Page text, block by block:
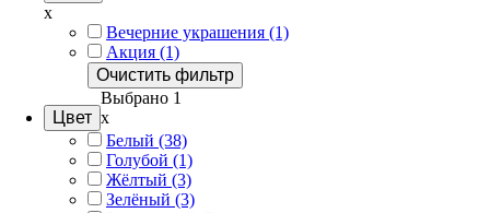
x
Вечерние украшения (1)
Акция (1)
Очистить фильтр
Цвет
Выбрано 1
x
Белый (38)
Голубой (1)
Жёлтый (3)
Зелёный (3)